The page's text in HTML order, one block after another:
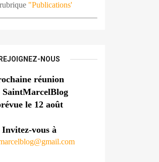
"Publications'
REJOIGNEZ-NOUS
réunion
SaintMarcelBlog
le 12 août
Invitez-vous à